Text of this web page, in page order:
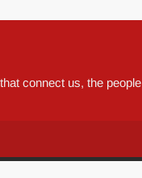
connect us, the people